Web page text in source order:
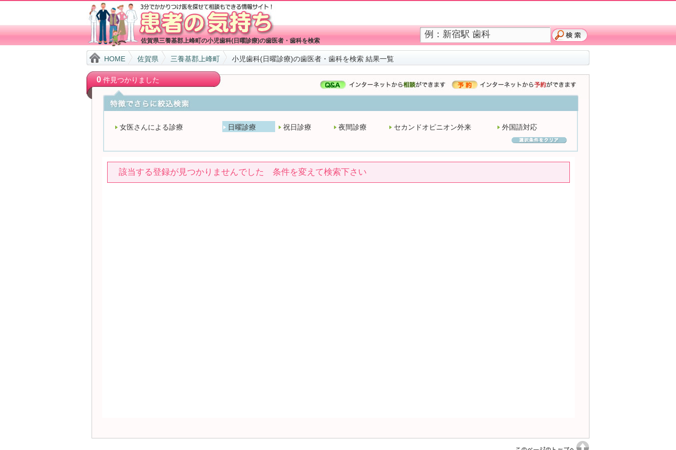
佐賀県三養基郡上峰町の小児歯科(日曜診療)の歯医者・歯科を検索
HOME 佐賀県 三養基郡上峰町 小児歯科(日曜診療)の歯医者・歯科を検索 結果一覧
0件見つかりました
女医さんによる診療 日曜診療 祝日診療 夜間診療 セカンドオピニオン外来 外国語対応
該当する登録が見つかりませんでした 条件を変えて検索下さい